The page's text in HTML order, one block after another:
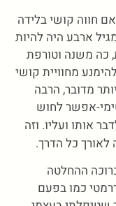
חווה קושי בלידה
ארבע היה להיות
כה משנה וטורפת
מחוויית קושי
מדובר, הרבה
אפשר לחוש
אותו ועליו. וזה
לאורך כל הדרך.
ההחלטה
כמו בפעם